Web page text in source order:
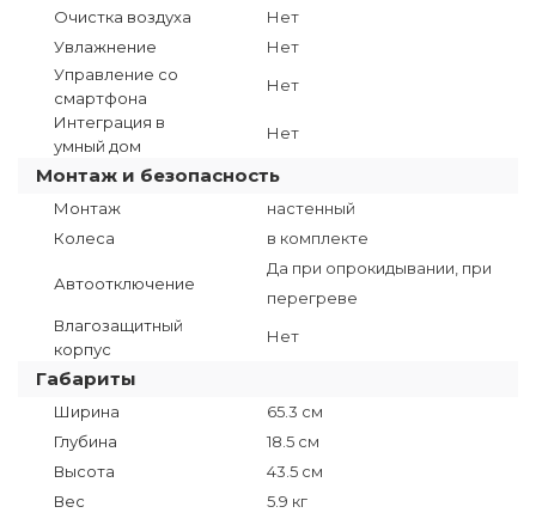
Очистка воздуха
Нет
Увлажнение
Нет
Управление со
смартфона
Нет
Интеграция в
умный дом
Нет
Монтаж и безопасность
Монтаж
настенный
Колеса
в комплекте
Автоотключение
Да при опрокидывании, при
перегреве
Влагозащитный
корпус
Нет
Габариты
Ширина
65.3 см
Глубина
18.5 см
Высота
43.5 см
Вес
5.9 кг